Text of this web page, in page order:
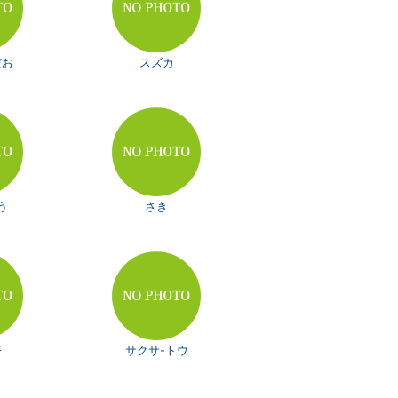
スズカ
さき
サクサ-トウ